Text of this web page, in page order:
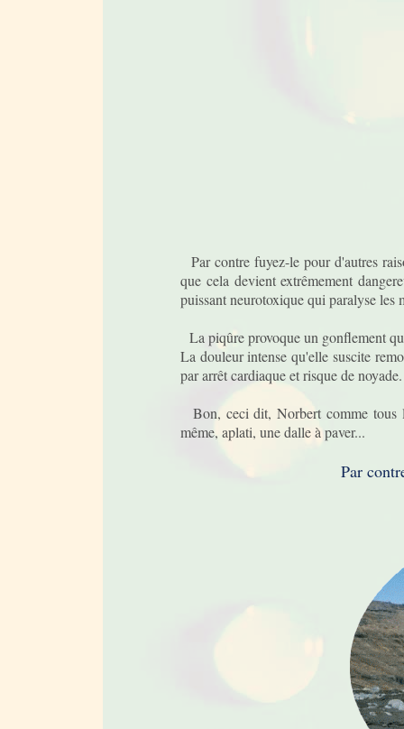
Par contre fuyez-le pour d'autres
que cela devient extrêmement
puissant neurotoxique qui paralyse les
La piqûre provoque un gonflement
La douleur intense qu'elle suscite
par arrêt cardiaque et risque de
Bon, ceci dit, Norbert comme tous
même, aplati, une dalle à paver...
Par